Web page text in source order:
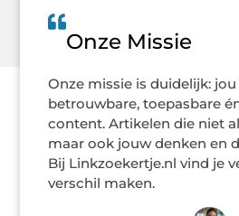
Onze Missie
Onze missie is duidelijk:
betrouwbare, toepasbare
content. Artikelen die niet
maar ook jouw denken en
Bij Linkzoekertje.nl vind je
verschil maken.